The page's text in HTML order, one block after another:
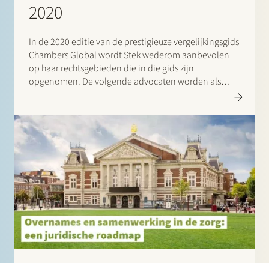
2020
In de 2020 editie van de prestigieuze vergelijkingsgids
Chambers Global wordt Stek wederom aanbevolen
op haar rechtsgebieden die in die gids zijn
opgenomen. De volgende advocaten worden als
Wamelink; Corporate/M&A Mid-Market: Maarten van
der Graaf, Jasper Stek;…